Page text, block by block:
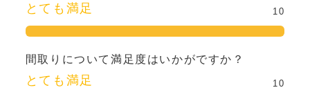
とても満足 10
間取りについて満足度はいかがですか？
とても満足 10